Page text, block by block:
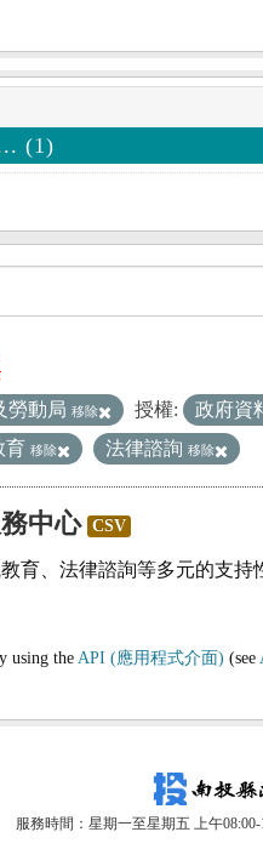
(1)
勞動局 移除 授權:
政府資
育 移除 法律諮詢 移除
中心 CSV
育、法律諮詢等多元的支持
using the API (應用程式介面) (see
服務時間：星期一至星期五 上午